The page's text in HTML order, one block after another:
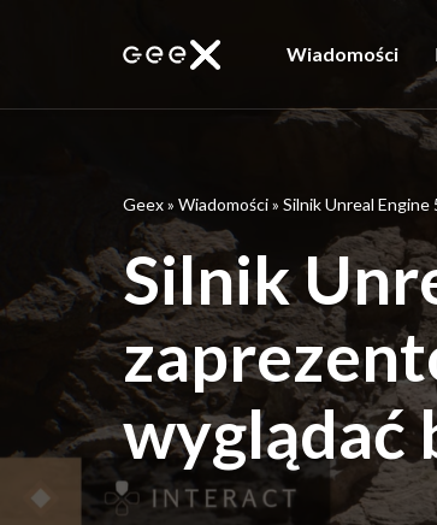
Wiadomości
Geex» Wiadomości» Silnik Unreal Engine
Silnik
wyglądać